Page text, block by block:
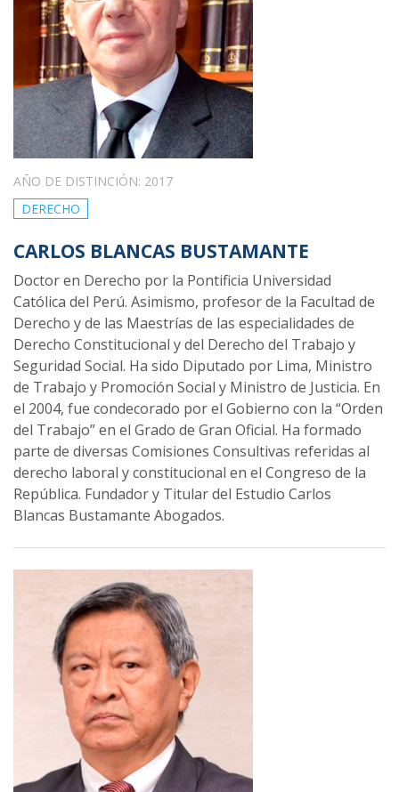
AÑO DE DISTINCIÓN: 2017
DERECHO
CARLOS BLANCAS BUSTAMANTE
Doctor en Derecho por la Pontificia Universidad
Católica del Perú. Asimismo, profesor de la Facultad de
Derecho y de las Maestrías de las especialidades de
Derecho Constitucional y del Derecho del Trabajo y
Seguridad Social. Ha sido Diputado por Lima, Ministro
de Trabajo y Promoción Social y Ministro de Justicia. En
el 2004, fue condecorado por el Gobierno con la “Orden
del Trabajo” en el Grado de Gran Oficial. Ha formado
parte de diversas Comisiones Consultivas referidas al
derecho laboral y constitucional en el Congreso de la
República. Fundador y Titular del Estudio Carlos
Blancas Bustamante Abogados.